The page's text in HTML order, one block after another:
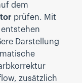
dem
prüfen. Mit
entstehen
Darstellung
zusätzlich